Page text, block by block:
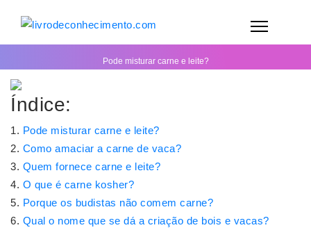
Pode misturar carne e leite?
Índice:
Pode misturar carne e leite?
Como amaciar a carne de vaca?
Quem fornece carne e leite?
O que é carne kosher?
Porque os budistas não comem carne?
Qual o nome que se dá a criação de bois e vacas?